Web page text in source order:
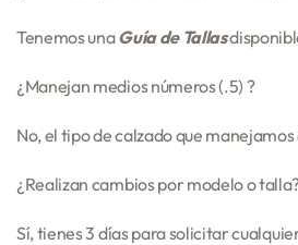
Tenemos unaGuía de Tallas
¿Manejan medios números (.5) ?
No, el tipo de calzado que
¿Realizan cambios por modelo o
Sí, tienes 3 días para solicitar